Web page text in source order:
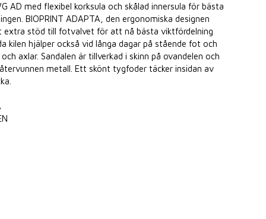
AD med flexibel korksula och skålad innersula för bästa
BIOPRINT ADAPTA, den ergonomiska designen
stöd till fotvalvet för att nå bästa viktfördelning
kilen hjälper också vid långa dagar på stående fot och
axlar. Sandalen är tillverkad i skinn på ovandelen och
metall. Ett skönt tygfoder täcker insidan av